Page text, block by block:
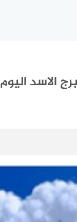
اليوم برج الاسد اليوم